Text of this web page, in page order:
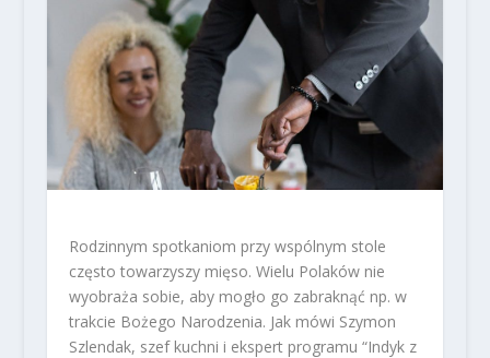
Rodzinnym spotkaniom przy wspólnym stole
często towarzyszy mięso. Wielu Polaków nie
wyobraża sobie, aby mogło go zabraknąć np. w
trakcie Bożego Narodzenia. Jak mówi Szymon
Szlendak, szef kuchni i ekspert programu “Indyk z